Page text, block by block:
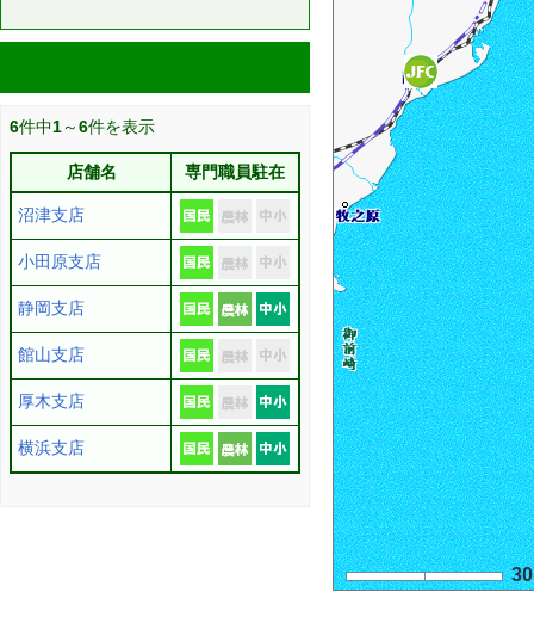
6件中1～6件を表示
店舗名 専門職員駐在
沼津支店
小田原支店
静岡支店
館山支店
厚木支店
横浜支店